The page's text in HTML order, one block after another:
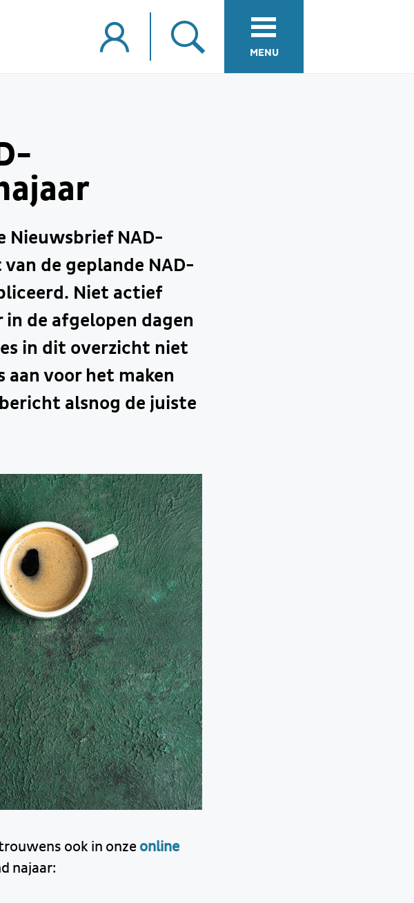
MENU
Nieuwsbrief NAD-
de geplande NAD-
Niet actief
de afgelopen dagen
in dit overzicht niet
aan voor het maken
alsnog de juiste
ook in onze online
najaar: